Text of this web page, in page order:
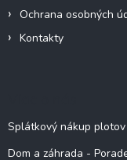
Ochrana osobných
Kontakty
Splátkový nákup plotov
Dom a záhrada -